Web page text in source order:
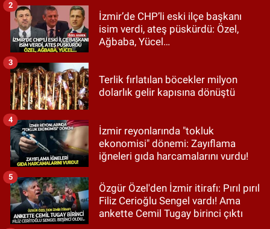
İzmir’de CHP’li eski ilçe başkanı
isim verdi, ateş püskürdü: Özel,
Ağbaba, Yücel…
2
Terlik fırlatılan böcekler milyon
dolarlık gelir kapısına dönüştü
3
İzmir reyonlarında "tokluk
ekonomisi" dönemi: Zayıflama
iğneleri gıda harcamalarını vurdu!
4
Özgür Özel'den İzmir itirafı: Pırıl pırıl
Filiz Cerioğlu Sengel vardı! Ama
ankette Cemil Tugay birinci çıktı
5